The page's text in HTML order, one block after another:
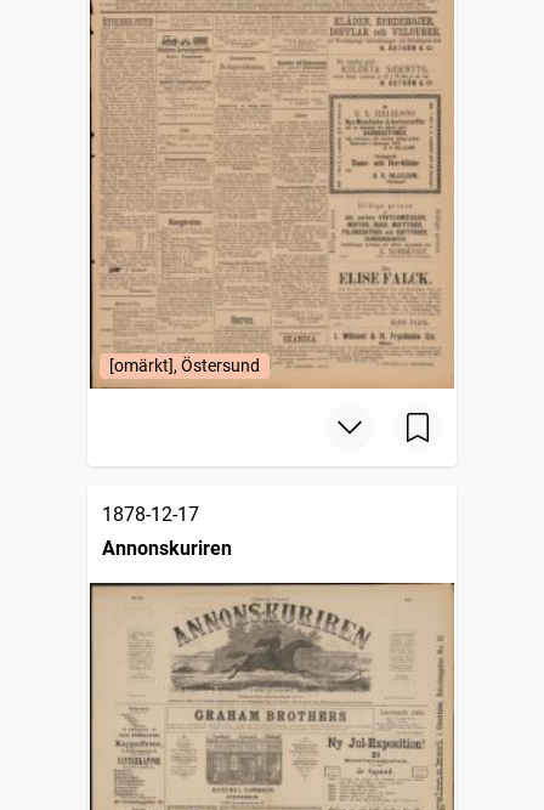
[omärkt], Östersund
1878-12-17
Annonskuriren